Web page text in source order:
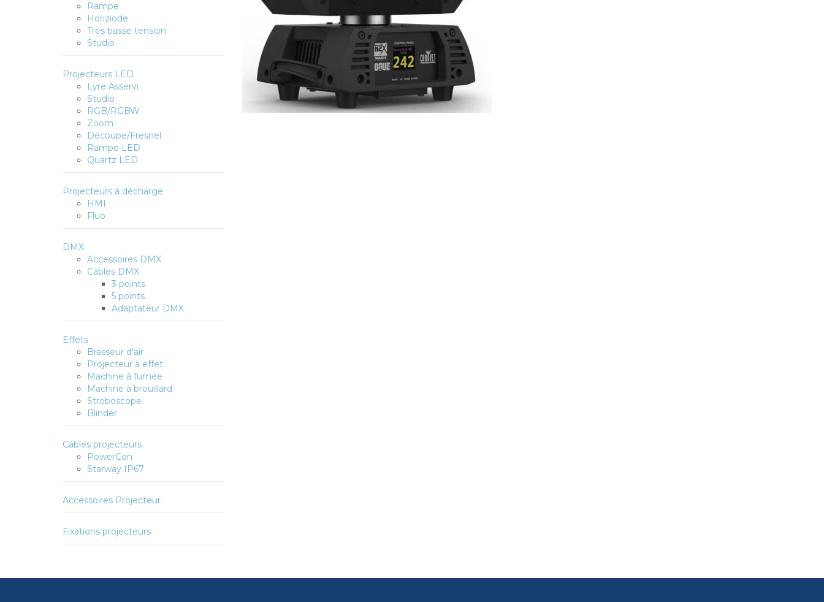
Rampe
Horiziode
Très basse tension
Studio
Projecteurs LED
Lyre Asservi
Studio
RGB/RGBW
Zoom
Découpe/Fresnel
Rampe LED
Quartz LED
Projecteurs à décharge
HMI
Fluo
DMX
Accessoires DMX
Câbles DMX
3 points
5 points
Adaptateur DMX
Effets
Brasseur d'air
Projecteur à effet
Machine à fumée
Machine à brouillard
Stroboscope
Blinder
Câbles projecteurs
PowerCon
Starway IP67
Accessoires Projecteur
Fixations projecteurs